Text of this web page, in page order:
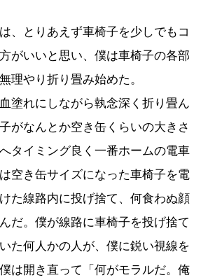
、とりあえず車椅子を少しでもコ
がいいと思い、僕は車椅子の各部
理やり折り畳み始めた。
塗れにしながら執念深く折り畳ん
がなんとか空き缶くらいの大きさ
タイミング良く一番ホームの電車
空き缶サイズになった車椅子を電
た線路内に投げ捨て、何食わぬ顔
だ。僕が線路に車椅子を投げ捨て
た何人かの人が、僕に鋭い視線を
は開き直って「何がモラルだ。俺